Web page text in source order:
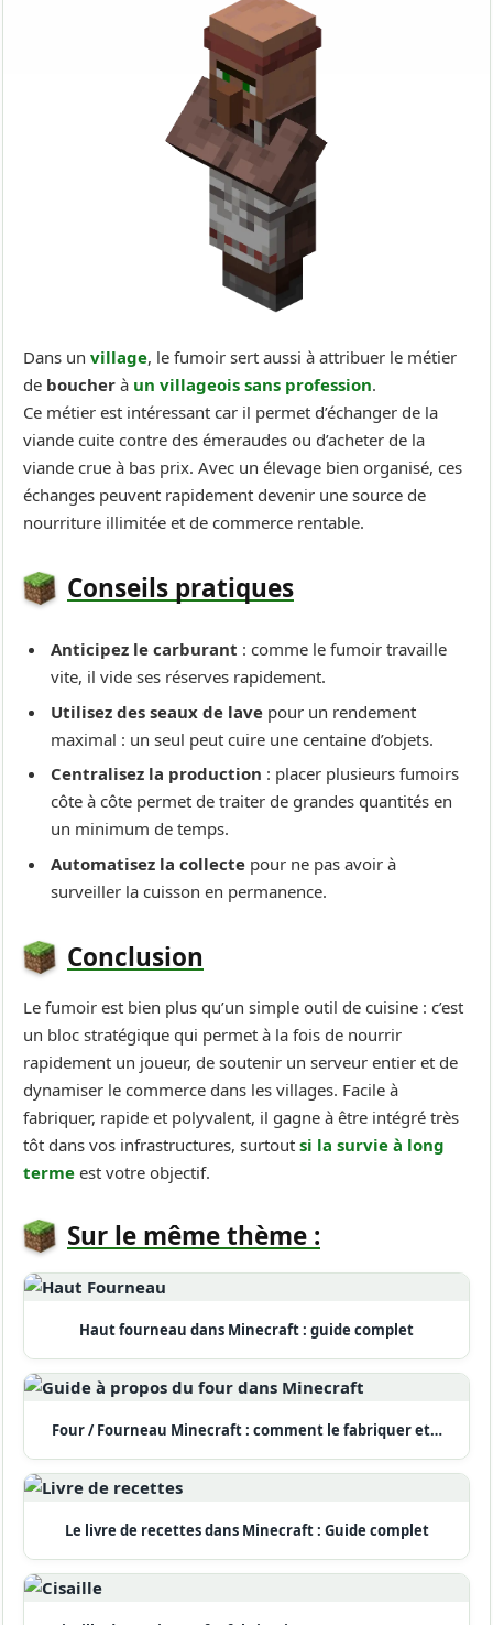
Dans un village, le fumoir sert aussi à attribuer le métier
de boucher à un villageois sans profession.
Ce métier est intéressant car il permet d’échanger de la
viande cuite contre des émeraudes ou d’acheter de la
viande crue à bas prix. Avec un élevage bien organisé, ces
échanges peuvent rapidement devenir une source de
nourriture illimitée et de commerce rentable.
Conseils pratiques
Anticipez le carburant : comme le fumoir travaille
vite, il vide ses réserves rapidement.
Utilisez des seaux de lave pour un rendement
maximal : un seul peut cuire une centaine d’objets.
Centralisez la production : placer plusieurs fumoirs
côte à côte permet de traiter de grandes quantités en
un minimum de temps.
Automatisez la collecte pour ne pas avoir à
surveiller la cuisson en permanence.
Conclusion
Le fumoir est bien plus qu’un simple outil de cuisine : c’est
un bloc stratégique qui permet à la fois de nourrir
rapidement un joueur, de soutenir un serveur entier et de
dynamiser le commerce dans les villages. Facile à
fabriquer, rapide et polyvalent, il gagne à être intégré très
tôt dans vos infrastructures, surtout si la survie à long
terme est votre objectif.
Sur le même thème :
Haut fourneau dans Minecraft : guide complet
Four / Fourneau Minecraft : comment le fabriquer et…
Le livre de recettes dans Minecraft : Guide complet